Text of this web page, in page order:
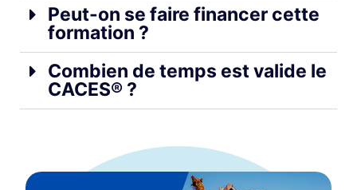
Peut-on se faire financer cette
formation ?
Combien de temps est valide le
CACES® ?